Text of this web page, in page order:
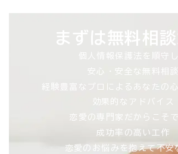
まずは無料相
個人情報保護法を順守
安心・安全な無料相談
経験豊富なプロによるあなたの
効果的なアドバイス
恋愛の専門家だからこそ
成功率の高い工作
恋愛のお悩みを抱えて不安